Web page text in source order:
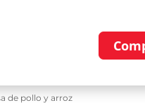
de pollo y arroz